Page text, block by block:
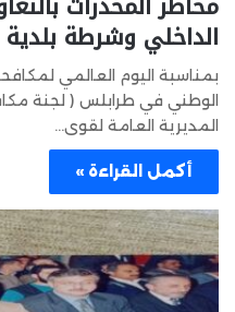
الداخلي وشرطة
بمناسبة اليوم العالمي
الوطني في طرابلس ( لجنة
المديرية العامة لقوى…
أكمل القراءة »